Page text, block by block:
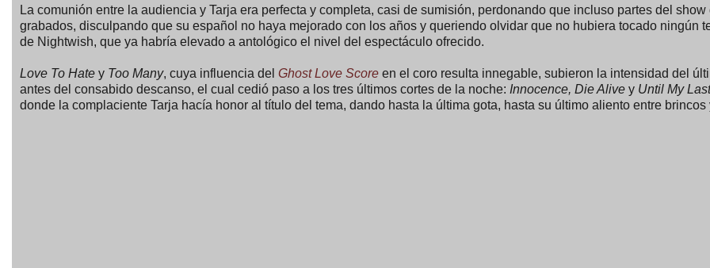
La comunión entre la audiencia y Tarja era perfecta y completa, casi de sumisión, perdonando que incluso partes del show
grabados, disculpando que su español no haya mejorado con los años y queriendo olvidar que no hubiera tocado ningún
de Nightwish, que ya habría elevado a antológico el nivel del espectáculo ofrecido.
Love To Hate y Too Many, cuya influencia del Ghost Love Score en el coro resulta innegable, subieron la intensidad del
antes del consabido descanso, el cual cedió paso a los tres últimos cortes de la noche: Innocence, Die Alive y Until My
donde la complaciente Tarja hacía honor al título del tema, dando hasta la última gota, hasta su último aliento entre brincos